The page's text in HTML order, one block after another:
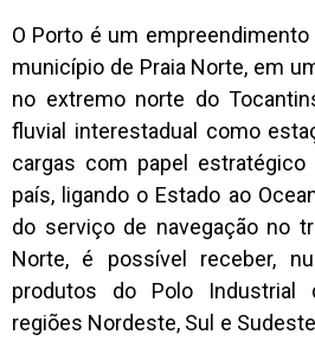
O Porto é um
município de Praia Norte, em
no extremo norte do
fluvial interestadual como
cargas com papel
país, ligando o Estado ao
do serviço de navegação no
Norte, é possível receber,
produtos do Polo Industrial
regiões Nordeste, Sul e